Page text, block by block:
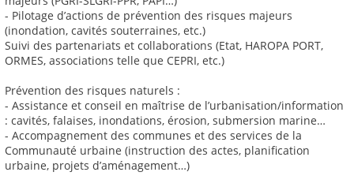
- Pilotage d’actions de prévention des risques majeurs
(inondation, cavités souterraines, etc.)
Suivi des partenariats et collaborations (Etat, HAROPA PORT,
ORMES, associations telle que CEPRI, etc.)
Prévention des risques naturels :
- Assistance et conseil en maîtrise de l’urbanisation/information
: cavités, falaises, inondations, érosion, submersion marine…
- Accompagnement des communes et des services de la
Communauté urbaine (instruction des actes, planification
urbaine, projets d’aménagement…)